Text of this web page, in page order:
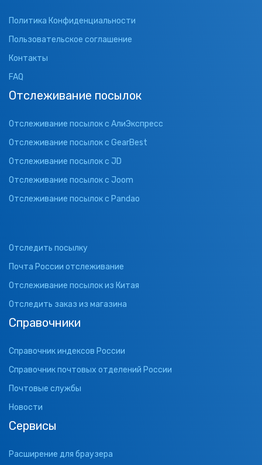
Политика Конфиденциальности
Пользовательское соглашение
Контакты
FAQ
Отслеживание посылок
Отслеживание посылок с АлиЭкспресс
Отслеживание посылок с GearBest
Отслеживание посылок с JD
Отслеживание посылок с Joom
Отслеживание посылок с Pandao
Отследить посылку
Почта России отслеживание
Отслеживание посылок из Китая
Отследить заказ из магазина
Справочники
Справочник индексов России
Справочник почтовых отделений России
Почтовые службы
Новости
Сервисы
Расширение для браузера